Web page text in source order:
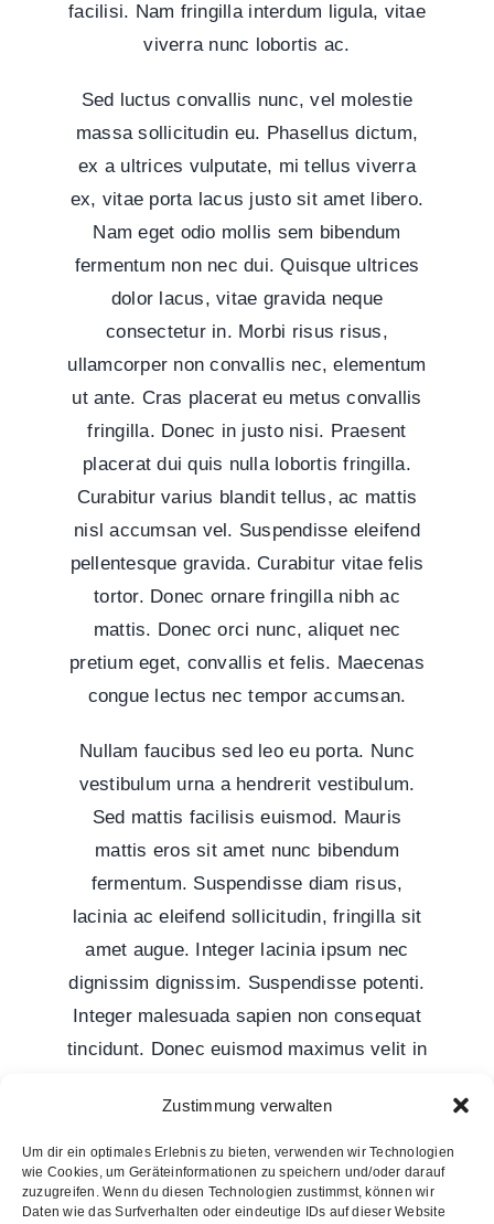
Zustimmung verwalten
Um dir ein optimales Erlebnis zu bieten, verwenden wir Technologien
wie Cookies, um Geräteinformationen zu speichern und/oder darauf
zuzugreifen. Wenn du diesen Technologien zustimmst, können wir
Daten wie das Surfverhalten oder eindeutige IDs auf dieser Website
facilisi. Nam fringilla interdum ligula, vitae
viverra nunc lobortis ac.
Sed luctus convallis nunc, vel molestie
massa sollicitudin eu. Phasellus dictum,
ex a ultrices vulputate, mi tellus viverra
ex, vitae porta lacus justo sit amet libero.
Nam eget odio mollis sem bibendum
fermentum non nec dui. Quisque ultrices
dolor lacus, vitae gravida neque
consectetur in. Morbi risus risus,
ullamcorper non convallis nec, elementum
ut ante. Cras placerat eu metus convallis
fringilla. Donec in justo nisi. Praesent
placerat dui quis nulla lobortis fringilla.
Curabitur varius blandit tellus, ac mattis
nisl accumsan vel. Suspendisse eleifend
pellentesque gravida. Curabitur vitae felis
tortor. Donec ornare fringilla nibh ac
mattis. Donec orci nunc, aliquet nec
pretium eget, convallis et felis. Maecenas
congue lectus nec tempor accumsan.
Nullam faucibus sed leo eu porta. Nunc
vestibulum urna a hendrerit vestibulum.
Sed mattis facilisis euismod. Mauris
mattis eros sit amet nunc bibendum
fermentum. Suspendisse diam risus,
lacinia ac eleifend sollicitudin, fringilla sit
amet augue. Integer lacinia ipsum nec
dignissim dignissim. Suspendisse potenti.
Integer malesuada sapien non consequat
tincidunt. Donec euismod maximus velit in
consectetur venenatis malesuada.
Praesent vestibulum cursus lacinia.